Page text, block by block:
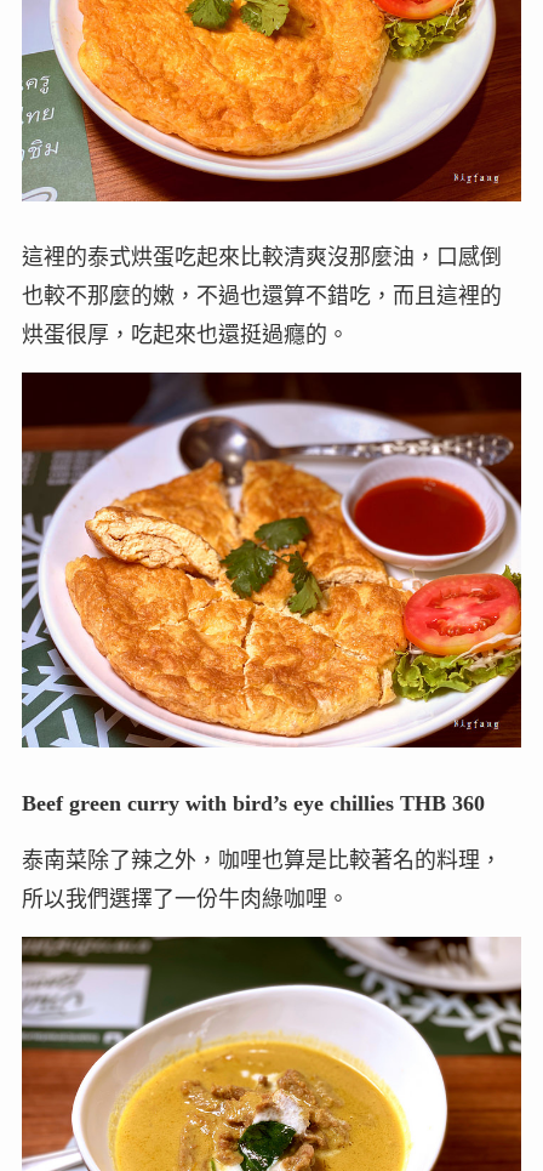
這裡的泰式烘蛋吃起來比較清爽沒那麼油，口感倒
也較不那麼的嫩，不過也還算不錯吃，而且這裡的
烘蛋很厚，吃起來也還挺過癮的。
Beef green curry with bird’s eye chillies THB 360
泰南菜除了辣之外，咖哩也算是比較著名的料理，
所以我們選擇了一份牛肉綠咖哩。